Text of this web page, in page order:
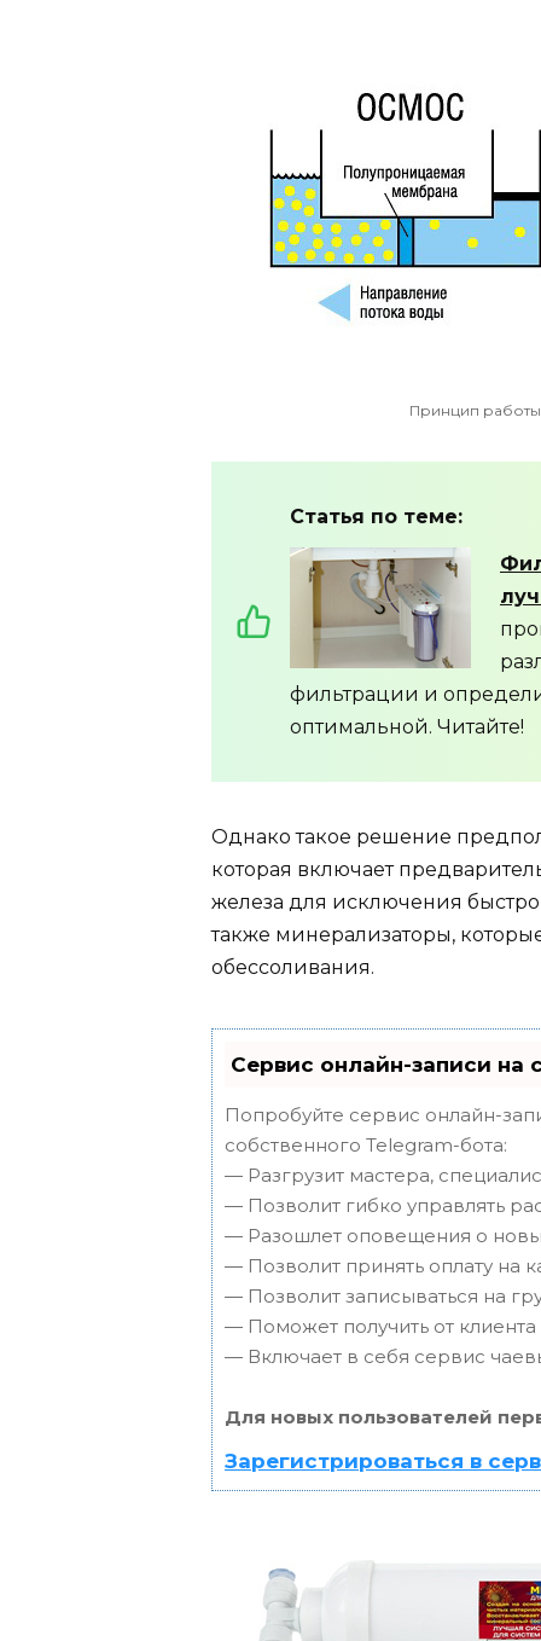
Принцип
Статья по теме:
фильтрации и
оптимальной. Читайте!
Однако такое решение
которая включает
железа для исключения
также минерализаторы,
обессоливания.
Сервис онлайн-записи на
Попробуйте сервис онлайн-
собственного Telegram-бота:
— Разгрузит мастера,
— Позволит гибко управлять
— Разошлет оповещения о
— Позволит принять оплату на
— Позволит записываться на
— Поможет получить от
— Включает в себя сервис
Для новых пользователей
Зарегистрироваться в